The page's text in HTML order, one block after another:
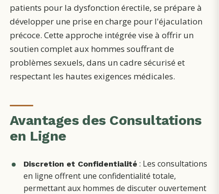
patients pour la dysfonction érectile, se prépare à
développer une prise en charge pour l'éjaculation
précoce. Cette approche intégrée vise à offrir un
soutien complet aux hommes souffrant de
problèmes sexuels, dans un cadre sécurisé et
respectant les hautes exigences médicales.
Avantages des Consultations
en Ligne
Discretion et Confidentialité : Les consultations
en ligne offrent une confidentialité totale,
permettant aux hommes de discuter ouvertement